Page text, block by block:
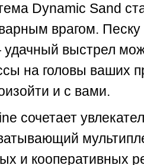
Dynamic Sand
врагом. Песку
удачный выстрел
на головы ваших
и с вами.
сочетает
и кооперативных